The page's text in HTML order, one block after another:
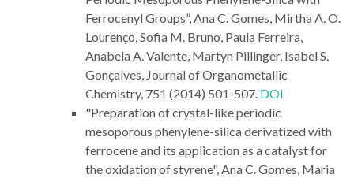
Ferrocenyl Groups”, Ana C. Gomes, Mirtha A. O.
Lourenço, Sofia M. Bruno, Paula Ferreira,
Anabela A. Valente, Martyn Pillinger, Isabel S.
Gonçalves, Journal of Organometallic
Chemistry, 751 (2014) 501-507. DOI
"Preparation of crystal-like periodic
mesoporous phenylene-silica derivatized with
ferrocene and its application as a catalyst for
the oxidation of styrene", Ana C. Gomes, Maria